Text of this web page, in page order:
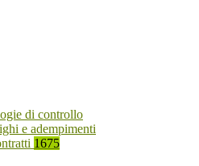
di controllo
e adempimenti
1675